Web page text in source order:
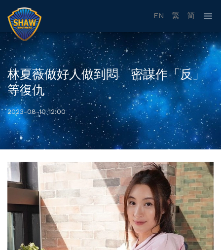
EN 繁 简
林夏薇做好人做到悶 密謀作「反」
等復仇
2023-08-10 12:00